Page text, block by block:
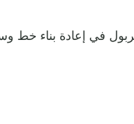
في إعادة بناء خط